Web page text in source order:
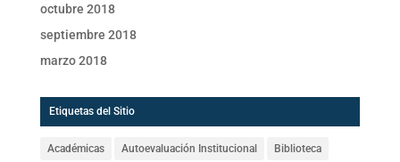
octubre 2018
septiembre 2018
marzo 2018
Etiquetas del Sitio
Académicas Autoevaluación Institucional Biblioteca